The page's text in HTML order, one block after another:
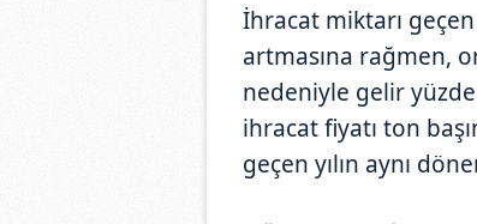
İhracat miktarı
artmasına rağmen,
nedeniyle gelir
ihracat fiyatı ton
geçen yılın aynı